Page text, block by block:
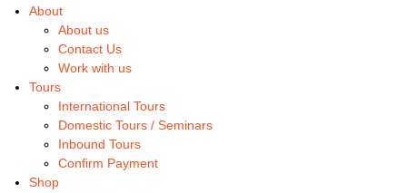
About
About us
Contact Us
Work with us
Tours
International Tours
Domestic Tours / Seminars
Inbound Tours
Confirm Payment
Shop